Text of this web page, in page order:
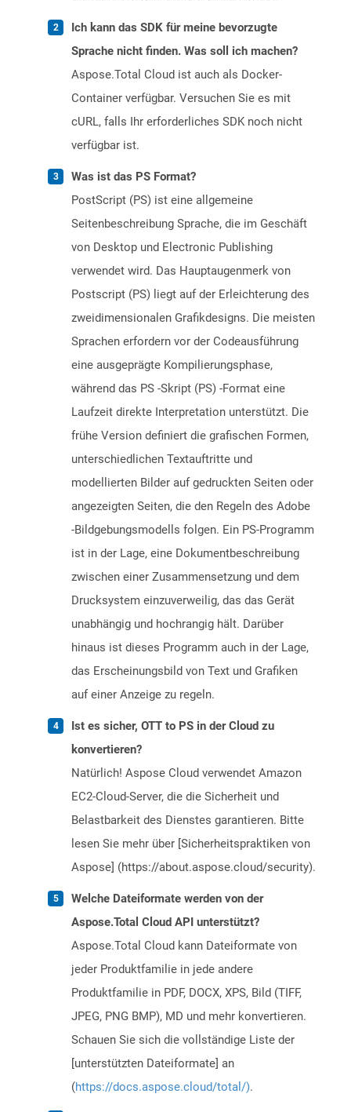
Ich kann das SDK für meine bevorzugte
Sprache nicht finden. Was soll ich machen?
Aspose.Total Cloud ist auch als Docker-
Container verfügbar. Versuchen Sie es mit
cURL, falls Ihr erforderliches SDK noch nicht
verfügbar ist.
Was ist das PS Format?
PostScript (PS) ist eine allgemeine
Seitenbeschreibung Sprache, die im Geschäft
von Desktop und Electronic Publishing
verwendet wird. Das Hauptaugenmerk von
Postscript (PS) liegt auf der Erleichterung des
zweidimensionalen Grafikdesigns. Die meisten
Sprachen erfordern vor der Codeausführung
eine ausgeprägte Kompilierungsphase,
während das PS -Skript (PS) -Format eine
Laufzeit direkte Interpretation unterstützt. Die
frühe Version definiert die grafischen Formen,
unterschiedlichen Textauftritte und
modellierten Bilder auf gedruckten Seiten oder
angezeigten Seiten, die den Regeln des Adobe
-Bildgebungsmodells folgen. Ein PS-Programm
ist in der Lage, eine Dokumentbeschreibung
zwischen einer Zusammensetzung und dem
Drucksystem einzuverweilig, das das Gerät
unabhängig und hochrangig hält. Darüber
hinaus ist dieses Programm auch in der Lage,
das Erscheinungsbild von Text und Grafiken
auf einer Anzeige zu regeln.
Ist es sicher, OTT to PS in der Cloud zu
konvertieren?
Natürlich! Aspose Cloud verwendet Amazon
EC2-Cloud-Server, die die Sicherheit und
Belastbarkeit des Dienstes garantieren. Bitte
lesen Sie mehr über [Sicherheitspraktiken von
Aspose] (https://about.aspose.cloud/security).
Welche Dateiformate werden von der
Aspose.Total Cloud API unterstützt?
Aspose.Total Cloud kann Dateiformate von
jeder Produktfamilie in jede andere
Produktfamilie in PDF, DOCX, XPS, Bild (TIFF,
JPEG, PNG BMP), MD und mehr konvertieren.
Schauen Sie sich die vollständige Liste der
[unterstützten Dateiformate] an
(https://docs.aspose.cloud/total/).